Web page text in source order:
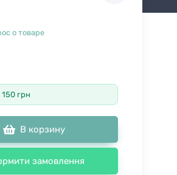
о товаре
грн
В корзину
замовлення